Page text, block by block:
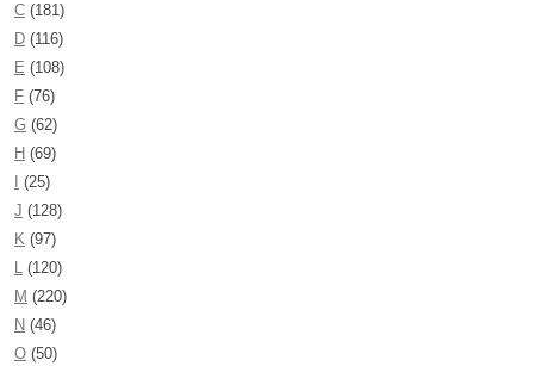
C (181)
D (116)
E (108)
F (76)
G (62)
H (69)
(25)
J (128)
K (97)
L (120)
M (220)
N (46)
O (50)